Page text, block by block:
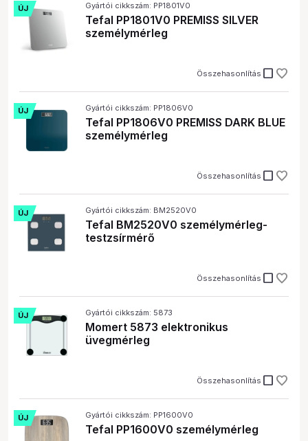
ÚJ Gyártói cikkszám: PP1801V0
Tefal PP1801V0 PREMISS SILVER
személymérleg
Összehasonlítás check_box_outline_blank
ÚJ Gyártói cikkszám: PP1806V0
Tefal PP1806V0 PREMISS DARK BLUE
személymérleg
Összehasonlítás check_box_outline_blank
ÚJ Gyártói cikkszám: BM2520V0
Tefal BM2520V0 személymérleg-
testzsírmérő
Összehasonlítás check_box_outline_blank
ÚJ Gyártói cikkszám: 5873
Momert 5873 elektronikus
üvegmérleg
Összehasonlítás check_box_outline_blank
ÚJ Gyártói cikkszám: PP1600V0
Tefal PP1600V0 személymérleg